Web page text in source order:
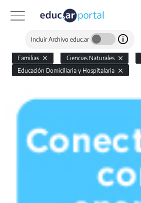
Incluir Archivo educ.ar
Familias Ciencias Naturales
Educación Domiciliaria y Hospitalaria